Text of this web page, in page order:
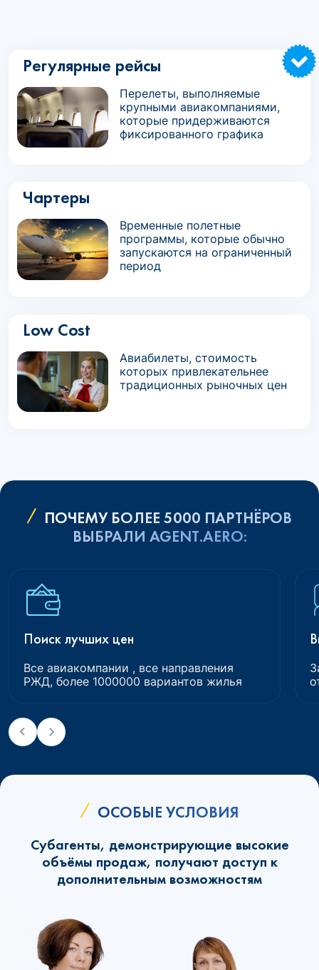
Регулярные рейсы
Перелеты, выполняемые
крупными авиакомпаниями,
которые придерживаются
фиксированного графика
Чартеры
Временные полетные
программы, которые обычно
запускаются на ограниченный
период
Low Cost
Авиабилеты, стоимость
которых привлекательнее
традиционных рыночных цен
ПОЧЕМУ БОЛЕЕ 5000 ПАРТНЁРОВ
ВЫБРАЛИ AGENT.AERO:
Поиск лучших цен
Все авиакомпании , все направления
РЖД, более 1000000 вариантов жилья
ОСОБЫЕ УСЛОВИЯ
Субагенты, демонстрирующие высокие
объёмы продаж, получают доступ к
дополнительным возможностям